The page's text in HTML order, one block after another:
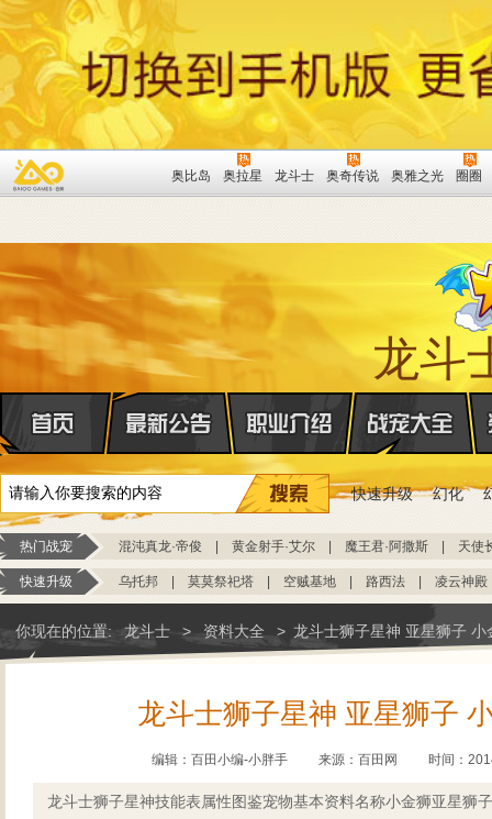
奥比岛 奥拉星 龙斗士 奥奇传说 奥雅之光 圈圈
龙斗
快速升级 幻化
热门战宠 混沌真龙·帝俊 黄金射手·艾尔 魔王君·阿撒斯 天使
快速升级 乌托邦 莫莫祭祀塔 空贼基地 路西法 凌云神殿
你现在的位置: 龙斗士 > 资料大全 > 龙斗士狮子星神 亚星狮子 小
龙斗士狮子星神 亚星狮子
编辑：百田小编-小胖手 来源： 百田网 时间：
龙斗士狮子星神技能表属性图鉴宠物基本资料名称小金狮亚星狮